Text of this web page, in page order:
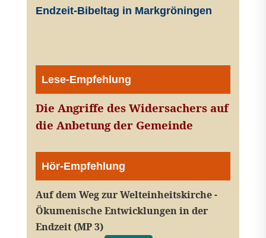
Endzeit-Bibeltag in Markgröningen
Lese-Empfehlung
Die Angriffe des Widersachers auf
die Anbetung der Gemeinde
Hör-Empfehlung
Auf dem Weg zur Welteinheitskirche -
Ökumenische Entwicklungen in der
Endzeit (MP 3)